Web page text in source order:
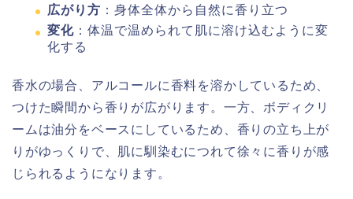
広がり方 ：身体全体から自然に香り立つ
変化 ：体温で温められて肌に溶け込むように変
化する
香水の場合、アルコールに香料を溶かしているため、
つけた瞬間から香りが広がります。一方、ボディクリ
ームは油分をベースにしているため、香りの立ち上が
りがゆっくりで、肌に馴染むにつれて徐々に香りが感
じられるようになります。